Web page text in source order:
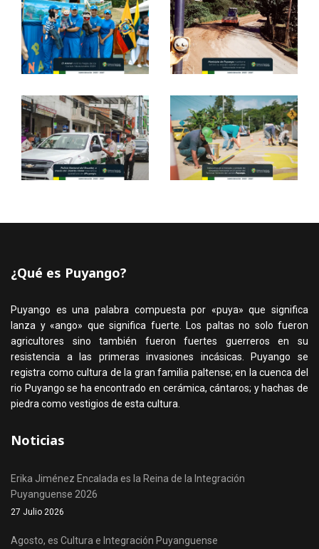
¿Qué es Puyango?
Puyango es una palabra compuesta por «puya» que significa
lanza y «ango» que significa fuerte. Los paltas no solo fueron
agricultores sino también fueron fuertes guerreros en su
resistencia a las primeras invasiones incásicas. Puyango se
registra como cultura de la gran familia paltense; en la cuenca del
rio Puyango se ha encontrado en cerámica, cántaros; y hachas de
piedra como vestigios de esta cultura.
Noticias
Erika Jiménez Encalada es la Reina de la Integración
Puyanguense 2026
27 Julio 2026
Agosto, es Cultura e Integración Puyanguense